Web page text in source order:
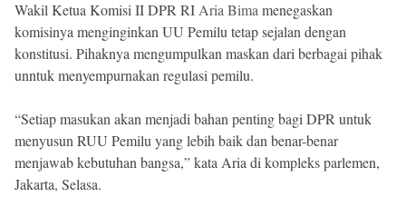
Wakil Ketua Komisi II DPR RI Aria Bima menegaskan
komisinya menginginkan UU Pemilu tetap sejalan dengan
konstitusi. Pihaknya mengumpulkan maskan dari berbagai pihak
unntuk menyempurnakan regulasi pemilu.
“Setiap masukan akan menjadi bahan penting bagi DPR untuk
menyusun RUU Pemilu yang lebih baik dan benar-benar
menjawab kebutuhan bangsa,” kata Aria di kompleks parlemen,
Jakarta, Selasa.